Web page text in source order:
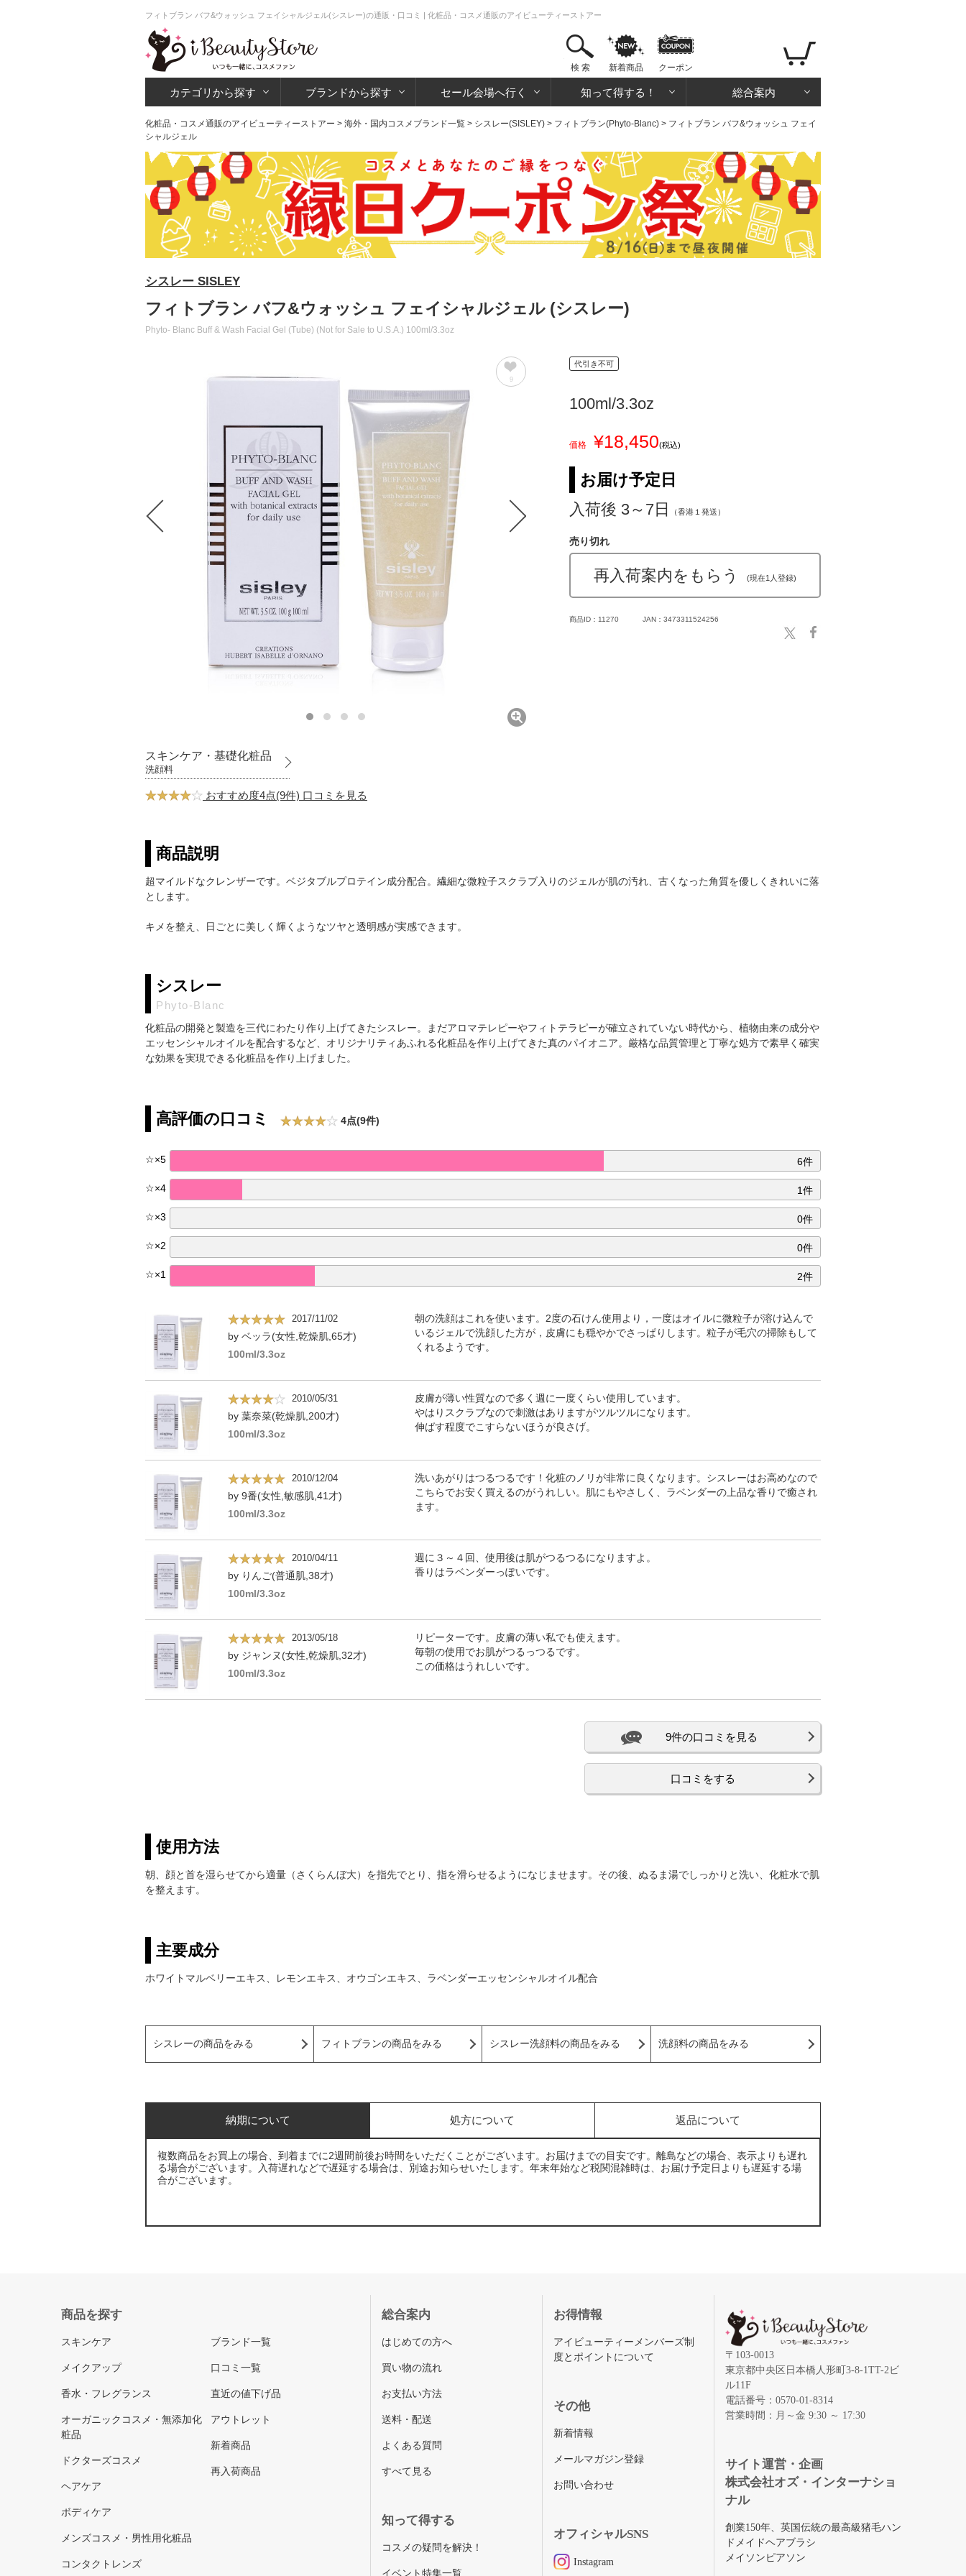
フィトブラン バフ&ウォッシュ フェイシャルジェル(シスレー)の通販・口コミ | 化粧品・コスメ通販のアイビューティーストアー
検 索 新着商品 クーポン
カテゴリから探す ブランドから探す セール会場へ行く 知って得する！ 総合案内
化粧品・コスメ通販のアイビューティーストアー > 海外・国内コスメブランド一覧 > シスレー(SISLEY) > フィトブラン(Phyto-Blanc) > フィトブラン バフ&ウォッシュ フェイ
シャルジェル
シスレー SISLEY
フィトブラン バフ&ウォッシュ フェイシャルジェル (シスレー)
Phyto- Blanc Buff & Wash Facial Gel (Tube) (Not for Sale to U.S.A.) 100ml/3.3oz
9
スキンケア・基礎化粧品
洗顔料
おすすめ度4点(9件) 口コミを見る
代引き不可
100ml/3.3oz
価格 ¥18,450(税込)
お届け予定日
入荷後 3～7日
（香港１発送）
売り切れ
再入荷案内をもらう (現在1人登録)
商品ID：11270 JAN：3473311524256
商品説明
超マイルドなクレンザーです。ベジタブルプロテイン成分配合。繊細な微粒子スクラブ入りのジェルが肌の汚れ、古くなった角質を優しくきれいに落
とします。
キメを整え、日ごとに美しく輝くようなツヤと透明感が実感できます。
シスレー
Phyto-Blanc
化粧品の開発と製造を三代にわたり作り上げてきたシスレー。まだアロマテレピーやフィトテラピーが確立されていない時代から、植物由来の成分や
エッセンシャルオイルを配合するなど、オリジナリティあふれる化粧品を作り上げてきた真のパイオニア。厳格な品質管理と丁寧な処方で素早く確実
な効果を実現できる化粧品を作り上げました。
高評価の口コミ 4点(9件)
☆×5 6件
☆×4 1件
☆×3 0件
☆×2 0件
☆×1 2件
2017/11/02
by ベッラ(女性,乾燥肌,65才)
100ml/3.3oz
朝の洗顔はこれを使います。2度の石けん使用より，一度はオイルに微粒子が溶け込んで
いるジェルで洗顔した方が，皮膚にも穏やかでさっぱりします。粒子が毛穴の掃除もして
くれるようです。
2010/05/31
by 葉奈菜(乾燥肌,200才)
100ml/3.3oz
皮膚が薄い性質なので多く週に一度くらい使用しています。
やはりスクラブなので刺激はありますがツルツルになります。
伸ばす程度でこすらないほうが良さげ。
2010/12/04
by 9番(女性,敏感肌,41才)
100ml/3.3oz
洗いあがりはつるつるです！化粧のノリが非常に良くなります。シスレーはお高めなので
こちらでお安く買えるのがうれしい。肌にもやさしく、ラベンダーの上品な香りで癒され
ます。
2010/04/11
by りんご(普通肌,38才)
100ml/3.3oz
週に３～４回、使用後は肌がつるつるになりますよ。
香りはラベンダーっぽいです。
2013/05/18
by ジャンヌ(女性,乾燥肌,32才)
100ml/3.3oz
リピーターです。皮膚の薄い私でも使えます。
毎朝の使用でお肌がつるっつるです。
この価格はうれしいです。
9件の口コミを見る
口コミをする
使用方法
朝、顔と首を湿らせてから適量（さくらんぼ大）を指先でとり、指を滑らせるようになじませます。その後、ぬるま湯でしっかりと洗い、化粧水で肌
を整えます。
主要成分
ホワイトマルベリーエキス、レモンエキス、オウゴンエキス、ラベンダーエッセンシャルオイル配合
シスレーの商品をみる フィトブランの商品をみる シスレー洗顔料の商品をみる 洗顔料の商品をみる
納期について 処方について 返品について
複数商品をお買上の場合、到着までに2週間前後お時間をいただくことがございます。お届けまでの目安です。離島などの場合、表示よりも遅れ
る場合がございます。入荷遅れなどで遅延する場合は、別途お知らせいたします。年末年始など税関混雑時は、お届け予定日よりも遅延する場
合がございます。
商品を探す
スキンケア
メイクアップ
香水・フレグランス
オーガニックコスメ・無添加化
粧品
ドクターズコスメ
ヘアケア
ボディケア
メンズコスメ・男性用化粧品
コンタクトレンズ
ブランド一覧
口コミ一覧
直近の値下げ品
アウトレット
新着商品
再入荷商品
総合案内
はじめての方へ
買い物の流れ
お支払い方法
送料・配送
よくある質問
すべて見る
知って得する
コスメの疑問を解決！
イベント特集一覧
お得情報
アイビューティーメンバーズ制
度とポイントについて
その他
新着情報
メールマガジン登録
お問い合わせ
オフィシャルSNS
Instagram
〒103-0013
東京都中央区日本橋人形町3-8-1TT-2ビ
ル11F
電話番号：0570-01-8314
営業時間：月～金 9:30 ～ 17:30
サイト運営・企画
株式会社オズ・インターナショ
ナル
創業150年、英国伝統の最高級猪毛ハン
ドメイドヘアブラシ
メイソンピアソン